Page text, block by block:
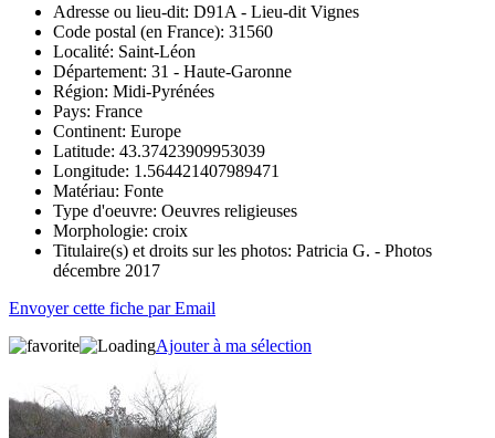
Adresse ou lieu-dit: D91A - Lieu-dit Vignes
Code postal (en France): 31560
Localité: Saint-Léon
Département: 31 - Haute-Garonne
Région: Midi-Pyrénées
Pays: France
Continent: Europe
Latitude: 43.37423909953039
Longitude: 1.564421407989471
Matériau: Fonte
Type d'oeuvre: Oeuvres religieuses
Morphologie: croix
Titulaire(s) et droits sur les photos: Patricia G. - Photos
décembre 2017
Envoyer cette fiche par Email
Ajouter à ma sélection